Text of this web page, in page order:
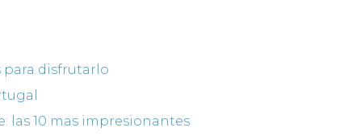
para disfrutarlo
las 10 mas impresionantes